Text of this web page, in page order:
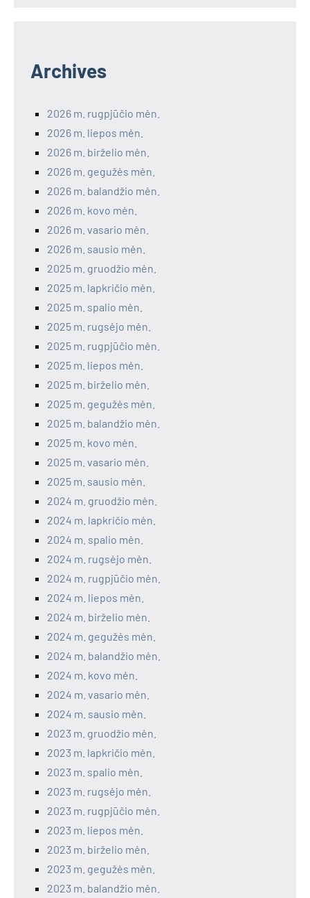
Archives
2026 m. rugpjūčio mėn.
2026 m. liepos mėn.
2026 m. birželio mėn.
2026 m. gegužės mėn.
2026 m. balandžio mėn.
2026 m. kovo mėn.
2026 m. vasario mėn.
2026 m. sausio mėn.
2025 m. gruodžio mėn.
2025 m. lapkričio mėn.
2025 m. spalio mėn.
2025 m. rugsėjo mėn.
2025 m. rugpjūčio mėn.
2025 m. liepos mėn.
2025 m. birželio mėn.
2025 m. gegužės mėn.
2025 m. balandžio mėn.
2025 m. kovo mėn.
2025 m. vasario mėn.
2025 m. sausio mėn.
2024 m. gruodžio mėn.
2024 m. lapkričio mėn.
2024 m. spalio mėn.
2024 m. rugsėjo mėn.
2024 m. rugpjūčio mėn.
2024 m. liepos mėn.
2024 m. birželio mėn.
2024 m. gegužės mėn.
2024 m. balandžio mėn.
2024 m. kovo mėn.
2024 m. vasario mėn.
2024 m. sausio mėn.
2023 m. gruodžio mėn.
2023 m. lapkričio mėn.
2023 m. spalio mėn.
2023 m. rugsėjo mėn.
2023 m. rugpjūčio mėn.
2023 m. liepos mėn.
2023 m. birželio mėn.
2023 m. gegužės mėn.
2023 m. balandžio mėn.